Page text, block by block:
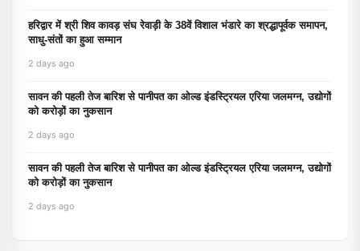
हरिद्वार में श्री शिव कावड़ संघ रेवाड़ी के 38वें विशाल भंडारे का श्रद्धापूर्वक समापन,
साधु-संतों का हुआ सम्मान
2 days ago
सावन की पहली तेज बारिश से पानीपत का ओल्ड इंडस्ट्रियल एरिया जलमग्न, उद्योगों
को करोड़ों का नुकसान
2 days ago
सावन की पहली तेज बारिश से पानीपत का ओल्ड इंडस्ट्रियल एरिया जलमग्न, उद्योगों
को करोड़ों का नुकसान
2 days ago